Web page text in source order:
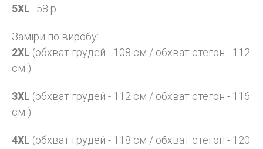
5XL : 58 р.
Заміри по виробу:
2XL (обхват грудей - 108 см / обхват стегон - 112
см )
3XL (обхват грудей - 112 см / обхват стегон - 116
см )
4XL (обхват грудей - 118 см / обхват стегон - 120